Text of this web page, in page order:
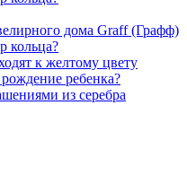
дома Graff (Графф)
кольца?
к желтому цвету
ребенка?
из серебра